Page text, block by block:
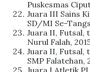
Puskesmas
Juara III Sains
SD/MI Se-
Juara II, Futsal,
Nurul Falah,
Juara II, Futsal,
SMP Falatehan,